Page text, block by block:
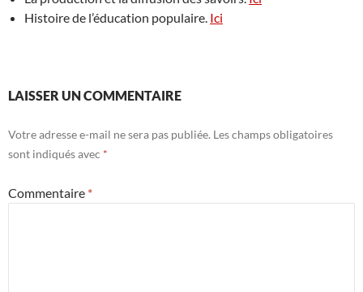
Histoire de l’éducation populaire. Ici
LAISSER UN COMMENTAIRE
Votre adresse e-mail ne sera pas publiée. Les champs obligatoires
sont indiqués avec *
Commentaire *